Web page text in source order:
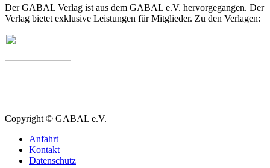
Der GABAL Verlag ist aus dem GABAL e.V. hervorgegangen. Der
Verlag bietet exklusive Leistungen für Mitglieder. Zu den Verlagen:
Copyright © GABAL e.V.
Anfahrt
Kontakt
Datenschutz